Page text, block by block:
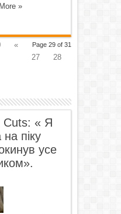
»
Page 29 of 31
«
27
28
Cuts: « Я
піку
усе